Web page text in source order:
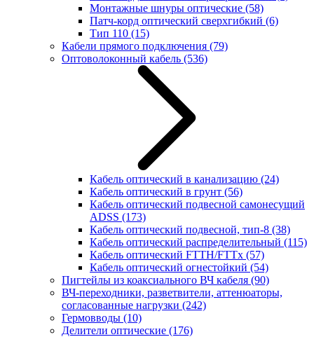
Монтажные шнуры оптические (58)
Патч-корд оптический сверхгибкий (6)
Тип 110 (15)
Кабели прямого подключения (79)
Оптоволоконный кабель (536)
Кабель оптический в канализацию (24)
Кабель оптический в грунт (56)
Кабель оптический подвесной самонесущий
ADSS (173)
Кабель оптический подвесной, тип-8 (38)
Кабель оптический распределительный (115)
Кабель оптический FTTH/FTTx (57)
Кабель оптический огнестойкий (54)
Пигтейлы из коаксиального ВЧ кабеля (90)
ВЧ-переходники, разветвители, аттенюаторы,
согласованные нагрузки (242)
Гермовводы (10)
Делители оптические (176)